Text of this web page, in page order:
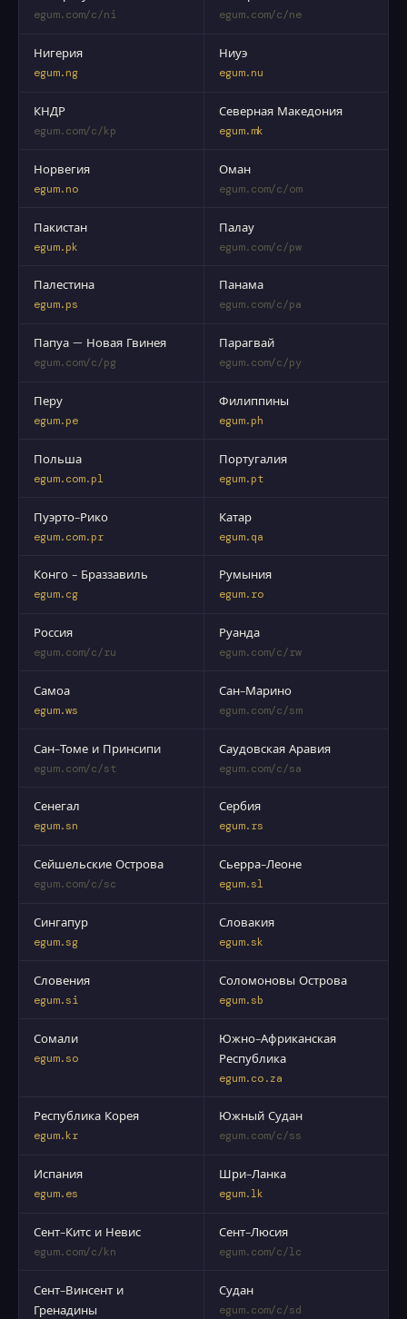
egum.com/c/ni egum.com/c/ne
Нигерия
egum.ng
Ниуэ
egum.nu
КНДР
egum.com/c/kp
Северная Македония
egum.mk
Норвегия
egum.no
Оман
egum.com/c/om
Пакистан
egum.pk
Палау
egum.com/c/pw
Палестина
egum.ps
Панама
egum.com/c/pa
Папуа — Новая Гвинея
egum.com/c/pg
Парагвай
egum.com/c/py
Перу
egum.pe
Филиппины
egum.ph
Польша
egum.com.pl
Португалия
egum.pt
Пуэрто-Рико
egum.com.pr
Катар
egum.qa
Конго - Браззавиль
egum.cg
Румыния
egum.ro
Россия
egum.com/c/ru
Руанда
egum.com/c/rw
Самоа
egum.ws
Сан-Марино
egum.com/c/sm
Сан-Томе и Принсипи
egum.com/c/st
Саудовская Аравия
egum.com/c/sa
Сенегал
egum.sn
Сербия
egum.rs
Сейшельские Острова
egum.com/c/sc
Сьерра-Леоне
egum.sl
Сингапур
egum.sg
Словакия
egum.sk
Словения
egum.si
Соломоновы Острова
egum.sb
Сомали
egum.so
Южно-Африканская
Республика
egum.co.za
Республика Корея
egum.kr
Южный Судан
egum.com/c/ss
Испания
egum.es
Шри-Ланка
egum.lk
Сент-Китс и Невис
egum.com/c/kn
Сент-Люсия
egum.com/c/lc
Сент-Винсент и
Гренадины
Судан
egum.com/c/sd